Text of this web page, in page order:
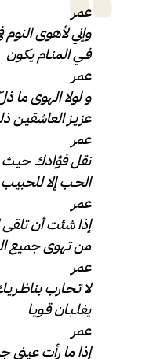
عمر
وإني لأهوى النوم
فـي المنـام يكـون
عمر
و لولا الهوى
عزيـز العاشقيـن
عمر
نقل فؤادك حيـث
الحـب إلا
عمر
إذا شئت أن
من تهوى جميع
عمر
لا تـحـارب
يغلـبـان قـويـا
عمر
إذا ما رأت